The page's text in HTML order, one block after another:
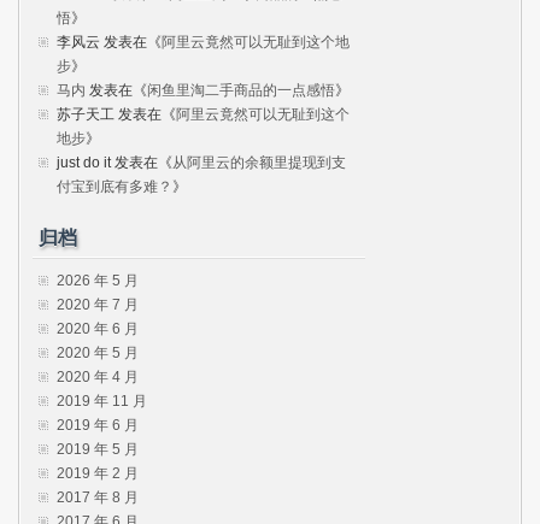
悟》
李风云 发表在《阿里云竟然可以无耻到这个地
步》
马内 发表在《闲鱼里淘二手商品的一点感悟》
苏子天工 发表在《阿里云竟然可以无耻到这个
地步》
just do it发表在《从阿里云的余额里提现到支
付宝到底有多难？ 》
归档
2026 年 5 月
2020 年 7 月
2020 年 6 月
2020 年 5 月
2020 年 4 月
2019 年 11 月
2019 年 6 月
2019 年 5 月
2019 年 2 月
2017 年 8 月